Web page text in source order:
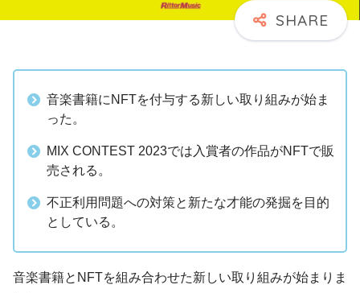
音楽書籍にNFTを付与する新しい取り組みが始ま
った。
MIX CONTEST 2023では入賞者の作品がNFTで販
売される。
不正利用問題への対策と新たな才能の発掘を目的
としている。
音楽書籍とNFTを組み合わせた新しい取り組みが始まりま